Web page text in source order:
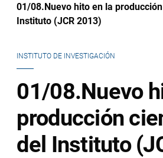
01/08.Nuevo hito en la
Instituto (JCR 2013)
INSTITUTO DE INVESTIGACIÓN
01/08.Nuevo
producción
del Instituto